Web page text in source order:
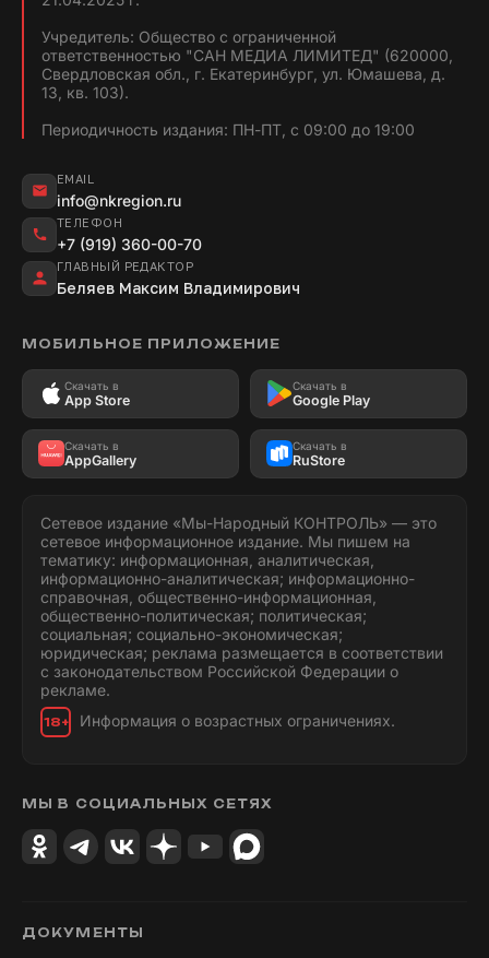
Учредитель: Общество с ограниченной
ответственностью "САН МЕДИА ЛИМИТЕД" (620000,
Свердловская обл., г. Екатеринбург, ул. Юмашева, д.
13, кв. 103).
Периодичность издания: ПН-ПТ, с 09:00 до 19:00
EMAIL
info@nkregion.ru
ТЕЛЕФОН
+7 (919) 360-00-70
ГЛАВНЫЙ РЕДАКТОР
Беляев Максим Владимирович
МОБИЛЬНОЕ ПРИЛОЖЕНИЕ
Скачать в
App Store
Скачать в
Google Play
Скачать в
AppGallery
Скачать в
RuStore
Сетевое издание «Мы-Народный КОНТРОЛЬ» — это
сетевое информационное издание. Мы пишем на
тематику: информационная, аналитическая,
информационно-аналитическая; информационно-
справочная, общественно-информационная,
общественно-политическая; политическая;
социальная; социально-экономическая;
юридическая; реклама размещается в соответствии
с законодательством Российской Федерации о
рекламе.
18+ Информация о возрастных ограничениях.
МЫ В СОЦИАЛЬНЫХ СЕТЯХ
ДОКУМЕНТЫ